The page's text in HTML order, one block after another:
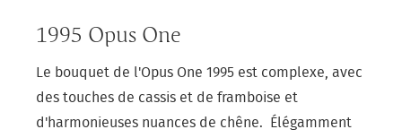
1995 Opus One
Le bouquet de l'Opus One 1995 est complexe, avec
des touches de cassis et de framboise et
d'harmonieuses nuances de chêne. Élégamment